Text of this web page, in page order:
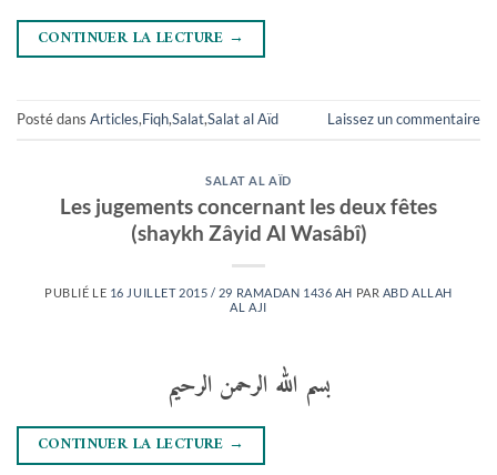
CONTINUER LA LECTURE →
Posté dans Articles,Fiqh,Salat,Salat al Aïd Laissez un commentaire
SALAT AL AÏD
Les jugements concernant les deux fêtes
(shaykh Zâyid Al Wasâbî)
PUBLIÉ LE 16 JUILLET 2015 / 29 RAMADAN 1436 AH PAR ABD ALLAH
AL AJI
بسم الله الرحمن الرحيم
CONTINUER LA LECTURE →